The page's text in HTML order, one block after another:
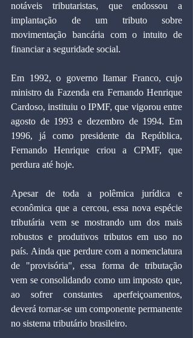
notáveis tributaristas, que endossou a
implantação de um tributo sobre
movimentação bancária com o intuito de
financiar a seguridade social.
Em 1992, o governo Itamar Franco, cujo
ministro da Fazenda era Fernando Henrique
Cardoso, instituiu o IPMF, que vigorou entre
agosto de 1993 e dezembro de 1994. Em
1996, já como presidente da República,
Fernando Henrique criou a CPMF, que
perdura até hoje.
Apesar de toda a polêmica jurídica e
econômica que a cercou, essa nova espécie
tributária vem se mostrando um dos mais
robustos e produtivos tributos em uso no
país. Ainda que perdure com a nomenclatura
de "provisória", essa forma de tributação
vem se consolidando como um imposto que,
ao sofrer constantes aperfeiçoamentos,
deverá tornar-se um componente permanente
no sistema tributário brasileiro.